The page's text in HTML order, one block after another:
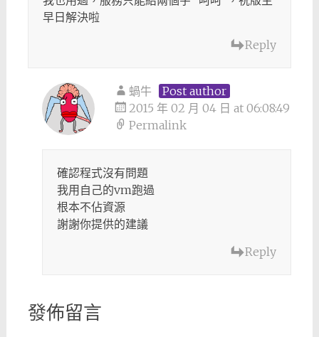
早日解決啦
Reply
蝸牛
Post author
2015 年 02 月 04 日 at 06:08:49
Permalink
確認程式沒有問題
我用自己的vm跑過
根本不佔資源
謝謝你提供的建議
Reply
發佈留言